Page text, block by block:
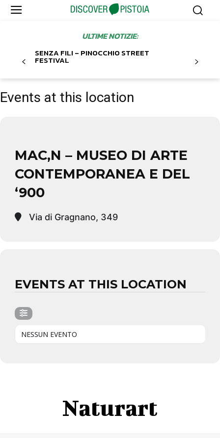
ULTIME NOTIZIE:
SENZA FILI – PINOCCHIO STREET
FESTIVAL
Events at this location
MAC,N – MUSEO DI ARTE
CONTEMPORANEA E DEL
‘900
Via di Gragnano, 349
EVENTS AT THIS LOCATION
NESSUN EVENTO
Naturart